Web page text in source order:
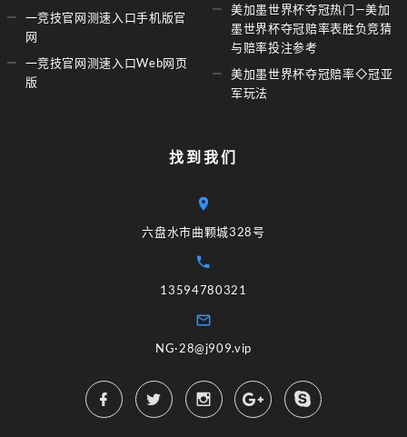
一竞技官网测速入口手机版官
网
一竞技官网测速入口Web网页
版
美加墨世界杯夺冠热门—美加
墨世界杯夺冠赔率表胜负竞猜
与赔率投注参考
美加墨世界杯夺冠赔率◇冠亚
军玩法
找到我们
六盘水市曲颗城328号
13594780321
NG·28@j909.vip